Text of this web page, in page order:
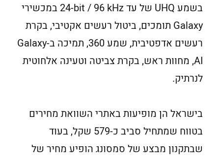
בשמע UHQ של עד ‎24-bit / 96 kHz במכשירי
Galaxy תומכים, ביטול רעשים אקטיבי, בקרת
רעשים אדפטיבית, שמע 360, תמיכה ב-Galaxy
AI, מחוות ראש, בקרת צביטה וטעינה אלחוטית
לנרתיק.
בישראל הן מופיעות באתרי השוואת מחירים
בטווח שמתחיל סביב כ-579 שקל, בעוד
שבתקנון מבצע של סמסונג הופיע מחיר של